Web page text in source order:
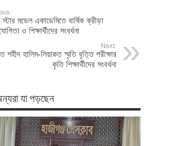
স্টার মডেল একাডেমিতে বার্ষিক ক্রীড়া
ও শিক্ষার্থীদের সংবর্ধনা
Next:
শহীদ হালিম-লিয়াকত স্মৃতি বৃত্তি পরীক্ষার
কৃতি শিক্ষার্থীদের সংবর্ধনা
যা পড়ছেন